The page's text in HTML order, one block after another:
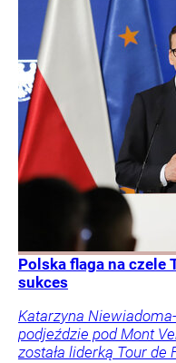
Polska flaga na czele
sukces
Katarzyna
podjeździe pod Mont
została liderką Tour de